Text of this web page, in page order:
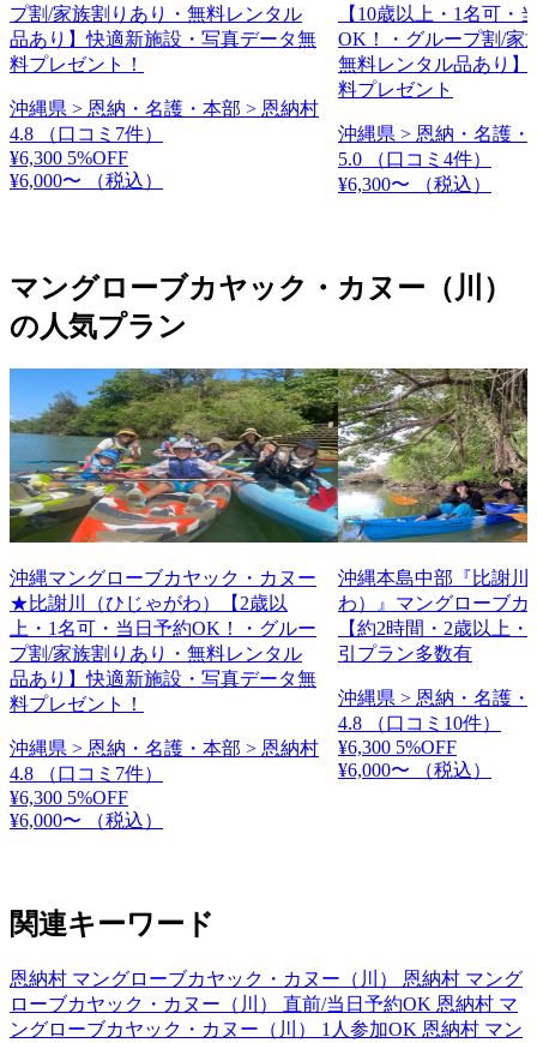
プ割/家族割りあり・無料レンタル
品あり】快適新施設・写真データ無
料プレゼント！
沖縄県 > 恩納・名護・本部 > 恩納村
4.8
（口コミ7件）
¥6,300 5%OFF
¥6,000〜
（税込）
【10歳以上・1名可・
OK！・グループ割/家
無料レンタル品あり】
料プレゼント
沖縄県 > 恩納・名護・
5.0
（口コミ4件）
¥6,300〜
（税込）
マングローブカヤック・カヌー（川）
の人気プラン
沖縄マングローブカヤック・カヌー
★比謝川（ひじゃがわ）【2歳以
上・1名可・当日予約OK！・グルー
プ割/家族割りあり・無料レンタル
品あり】快適新施設・写真データ無
料プレゼント！
沖縄県 > 恩納・名護・本部 > 恩納村
4.8
（口コミ7件）
¥6,300 5%OFF
¥6,000〜
（税込）
沖縄本島中部『比謝川
わ）』マングローブカ
【約2時間・2歳以上
引プラン多数有
沖縄県 > 恩納・名護・
4.8
（口コミ10件）
¥6,300 5%OFF
¥6,000〜
（税込）
関連キーワード
恩納村 マングローブカヤック・カヌー（川） 恩納村 マング
ローブカヤック・カヌー（川） 直前/当日予約OK 恩納村 マ
ングローブカヤック・カヌー（川） 1人参加OK 恩納村 マン